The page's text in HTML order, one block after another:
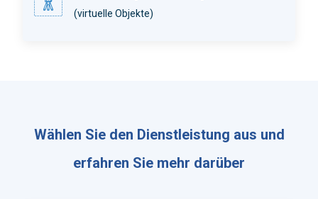
(virtuelle Objekte)
Wählen Sie den Dienstleistung aus und
erfahren Sie mehr darüber